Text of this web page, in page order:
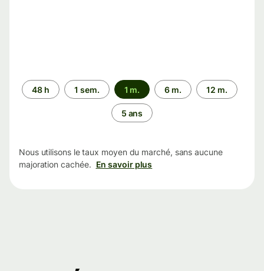
Période
48 h 1 sem. 1 m. 6 m. 12 m.
5 ans
Nous utilisons le taux moyen du marché, sans aucune
majoration cachée. En savoir plus